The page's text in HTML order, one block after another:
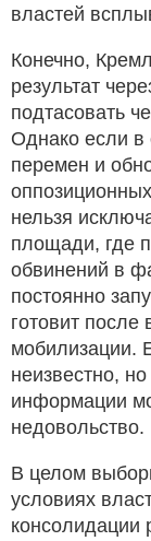
властей
Конечно,
результат
подтасовать
Однако если в
перемен и
нельзя
площади, где
обвинений в
постоянно
готовит
мобилизации.
неизвестно,
информации
недовольство.
В целом
условиях
консолидации